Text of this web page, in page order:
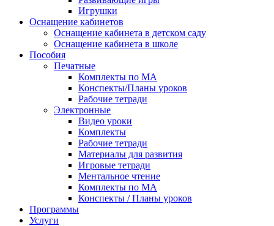
Игрушки
Оснащение кабинетов
Оснащение кабинета в детском саду
Оснащение кабинета в школе
Пособия
Печатные
Комплекты по МА
Конспекты/Планы уроков
Рабочие тетради
Электронные
Видео уроки
Комплекты
Рабочие тетради
Материалы для развития
Игровые тетради
Ментальное чтение
Комплекты по МА
Конспекты / Планы уроков
Программы
Услуги